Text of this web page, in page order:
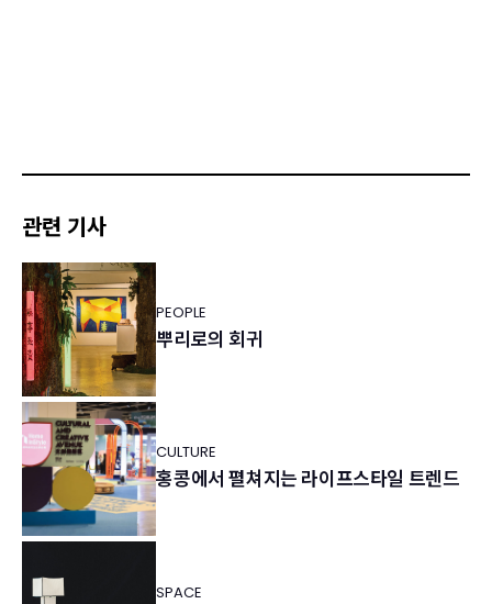
관련 기사
PEOPLE
뿌리로의 회귀
CULTURE
홍콩에서 펼쳐지는 라이프스타일 트렌드
SPACE